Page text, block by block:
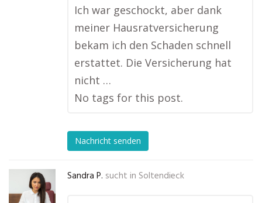
Ich war geschockt, aber dank
meiner Hausratversicherung
bekam ich den Schaden schnell
erstattet. Die Versicherung hat
nicht …
No tags for this post.
Nachricht senden
Sandra P. sucht in Soltendieck